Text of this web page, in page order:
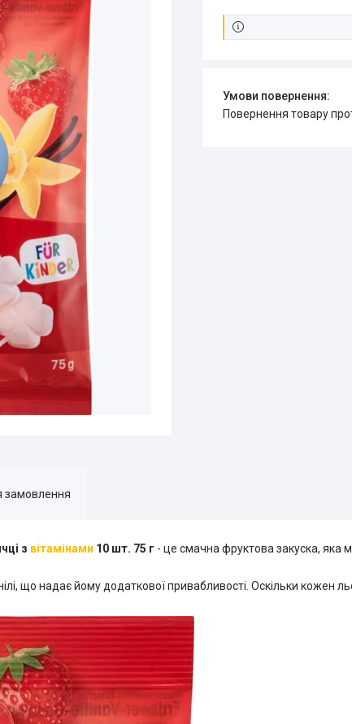
повернення товару
замовлення
з вітамінами 10 шт. 75 г - це смачна фруктова закуска, яка
що надає йому додаткової привабливості. Оскільки кожен